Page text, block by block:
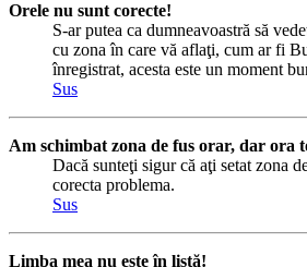
Orele nu sunt corecte!
S-ar putea ca dumneavoastră să
cu zona în care vă aflaţi, cum ar fi
înregistrat, acesta este un moment
Sus
Am schimbat zona de fus orar, dar ora
Dacă sunteţi sigur că aţi setat zona
corecta problema.
Sus
Limba mea nu este în listă!